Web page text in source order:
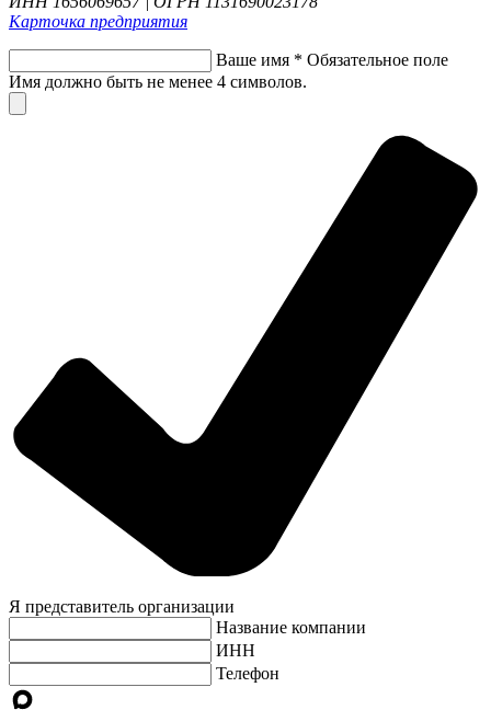
Карточка предприятия
Ваше имя * Обязательное поле
Имя должно быть не менее 4 символов.
Я представитель организации
Название компании
ИНН
Телефон